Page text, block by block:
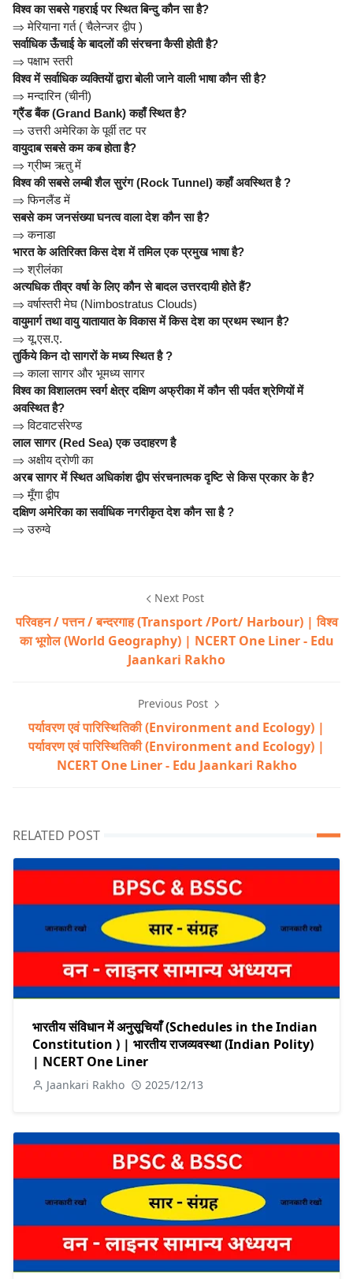
विश्व का सबसे गहराई पर स्थित बिन्दु कौन सा है?
⇒ मेरियाना गर्त ( चैलेन्जर द्वीप )
सर्वाधिक ऊँचाई के बादलों की संरचना कैसी होती है?
⇒पक्षाभ स्तरी
विश्व में सर्वाधिक व्यक्तियों द्वारा बोली जाने वाली भाषा कौन सी है?
⇒ मन्दारिन (चीनी)
ग्रैंड बैंक (Grand Bank) कहाँ स्थित है?
⇒ उत्तरी अमेरिका के पूर्वी तट पर
वायुदाब सबसे कम कब होता है?
⇒ ग्रीष्म ऋतु में
विश्व की सबसे लम्बी शैल सुरंग (Rock Tunnel) कहाँ अवस्थित है ?
⇒ फिनलैंड में
सबसे कम जनसंख्या घनत्व वाला देश कौन सा है?
⇒ कनाडा
भारत के अतिरिक्त किस देश में तमिल एक प्रमुख भाषा है?
⇒श्रीलंका
अत्यधिक तीव्र वर्षा के लिए कौन से बादल उत्तरदायी होते हैं?
⇒ वर्षास्तरी मेघ (Nimbostratus Clouds)
वायुमार्ग तथा वायु यातायात के विकास में किस देश का प्रथम स्थान है?
⇒यू.एस.ए.
तुर्किये किन दो सागरों के मध्य स्थित है ?
⇒ काला सागर और भूमध्य सागर
विश्व का विशालतम स्वर्ग क्षेत्र दक्षिण अफ्रीका में कौन सी पर्वत श्रेणियों में
अवस्थित है?
⇒विटवाटर्सरेण्ड
लाल सागर (Red Sea) एक उदाहरण है
⇒ अक्षीय द्रोणी का
अरब सागर में स्थित अधिकांश द्वीप संरचनात्मक दृष्टि से किस प्रकार के है?
⇒ मूँगा द्वीप
दक्षिण अमेरिका का सर्वाधिक नगरीकृत देश कौन सा है ?
⇒उरुग्वे
Next Post
परिवहन / पत्तन / बन्दरगाह (Transport /Port/ Harbour) | विश्व
का भूगोल (World Geography) | NCERT One Liner - Edu
Jaankari Rakho
Previous Post
पर्यावरण एवं पारिस्थितिकी (Environment and Ecology) |
पर्यावरण एवं पारिस्थितिकी (Environment and Ecology) |
NCERT One Liner - Edu Jaankari Rakho
RELATED POST
भारतीय संविधान में अनुसूचियाँ (Schedules in the Indian
Constitution ) | भारतीय राजव्यवस्था (Indian Polity)
| NCERT One Liner
Jaankari Rakho 2025/12/13